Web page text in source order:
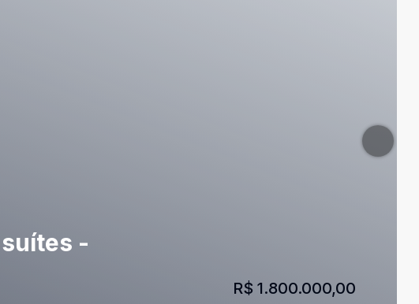
-
R$ 1.800.000,00